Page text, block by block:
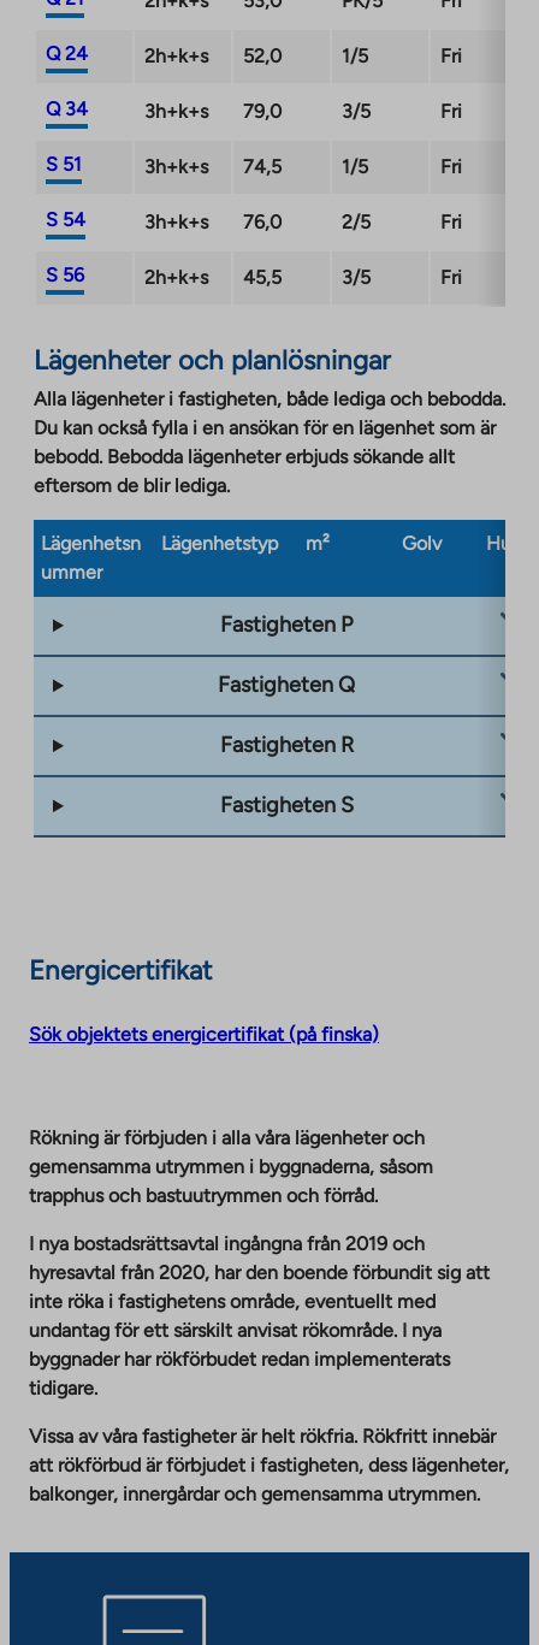
Q 24 2h+k+s 52,0 1/5 Fri
Q 34 3h+k+s 79,0 3/5 Fri
S 51 3h+k+s 74,5 1/5 Fri
S 54 3h+k+s 76,0 2/5 Fri
S 56 2h+k+s 45,5 3/5 Fri
Lägenheter och planlösningar
Alla lägenheter i fastigheten, både lediga och bebodda.
Du kan också fylla i en ansökan för en lägenhet som är
bebodd. Bebodda lägenheter erbjuds sökande allt
eftersom de blir lediga.
Lägenhetsn
ummer
Lägenhetstyp m² Golv
Fastigheten P
Fastigheten Q
Fastigheten R
Fastigheten S
Energicertifikat
Sök objektets energicertifikat (på finska)
Rökning är förbjuden i alla våra lägenheter och
gemensamma utrymmen i byggnaderna, såsom
trapphus och bastuutrymmen och förråd.
I nya bostadsrättsavtal ingångna från 2019 och
hyresavtal från 2020, har den boende förbundit sig att
inte röka i fastighetens område, eventuellt med
undantag för ett särskilt anvisat rökområde. I nya
byggnader har rökförbudet redan implementerats
tidigare.
Vissa av våra fastigheter är helt rökfria. Rökfritt innebär
att rökförbud är förbjudet i fastigheten, dess lägenheter,
balkonger, innergårdar och gemensamma utrymmen.